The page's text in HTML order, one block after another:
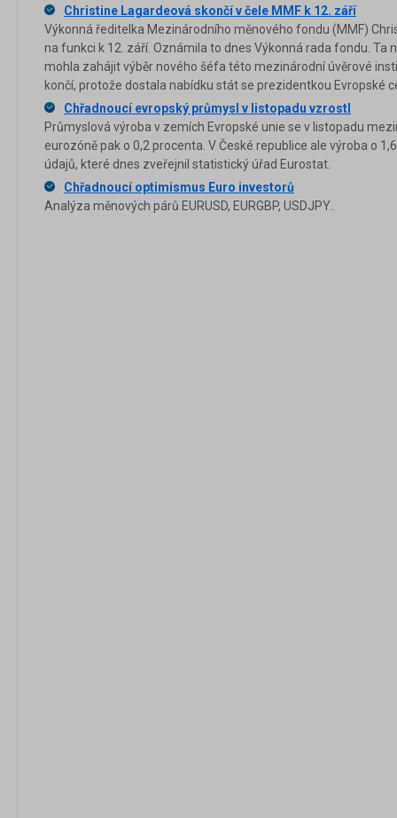
Christine Lagardeová skončí v čele MMF k 12. září
Výkonná ředitelka Mezinárodního měnového fondu (MMF)
na funkci k 12. září. Oznámila to dnes Výkonná rada fondu. Ta
mohla zahájit výběr nového šéfa této mezinárodní úvěrové
končí, protože dostala nabídku stát se prezidentkou Evropské
Chřadnoucí evropský průmysl v listopadu vzrostl
Průmyslová výroba v zemích Evropské unie se v listopadu
eurozóně pak o 0,2 procenta. V České republice ale výroba o
údajů, které dnes zveřejnil statistický úřad Eurostat.
Chřadnoucí optimismus Euro investorů
Analýza měnových párů EURUSD, EURGBP, USDJPY..